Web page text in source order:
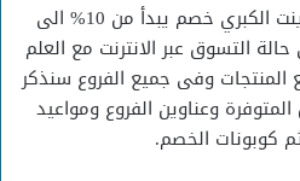
بدءت اليوم تنزيلات سنتربوينت الكبري خصم يبدأ من 10% الى
التسوق عبر الانترنت مع العلم
وفى جميع الفروع سنذكر
وعناوين الفروع ومواعيد
كوبونات الخصم.